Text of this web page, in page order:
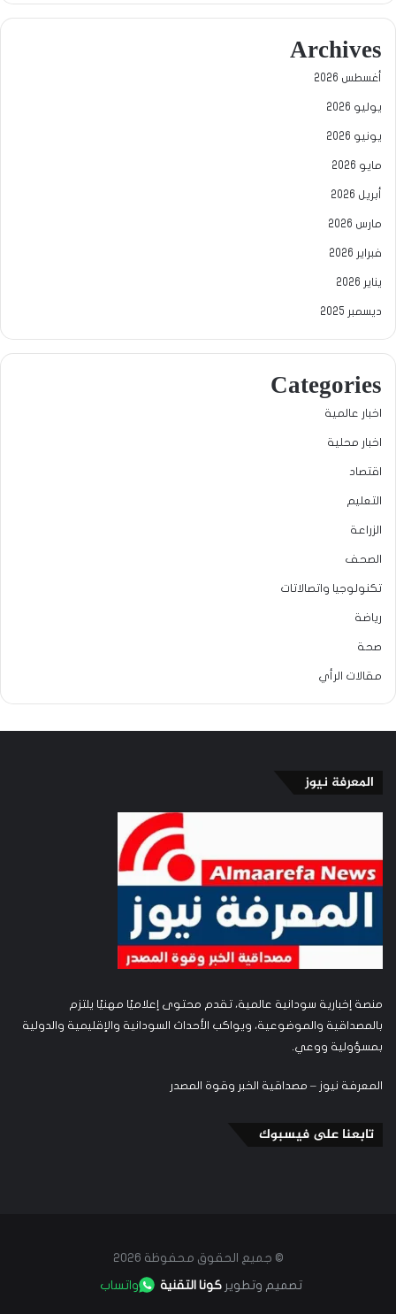
Archives
أغسطس 2026
يوليو 2026
يونيو 2026
مايو 2026
أبريل 2026
مارس 2026
فبراير 2026
يناير 2026
ديسمبر 2025
Categories
اخبار عالمية
اخبار محلية
اقتصاد
التعليم
الزراعة
الصحف
تكنولوجيا واتصالاتات
رياضة
صحة
مقالات الرأي
المعرفة نيوز
منصة إخبارية سودانية عالمية، تقدم محتوى إعلاميًا مهنيًا يلتزم
بالمصداقية والموضوعية، ويواكب الأحداث السودانية والإقليمية والدولية
بمسؤولية ووعي.
المعرفة نيوز – مصداقية الخبر وقوة المصدر
تابعنا على فيسبوك
© جميع الحقوق محفوظة 2026
تصميم وتطويركونا التقنية واتساب